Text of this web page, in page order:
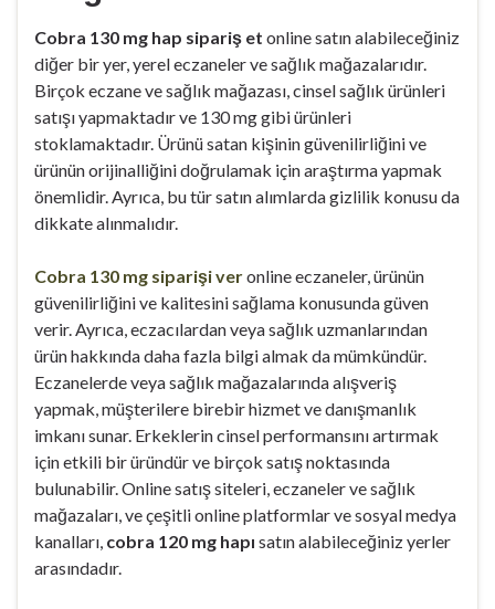
Cobra 130 mg hap sipariş et online satın alabileceğiniz
diğer bir yer, yerel eczaneler ve sağlık mağazalarıdır.
Birçok eczane ve sağlık mağazası, cinsel sağlık ürünleri
satışı yapmaktadır ve 130 mg gibi ürünleri
stoklamaktadır. Ürünü satan kişinin güvenilirliğini ve
ürünün orijinalliğini doğrulamak için araştırma yapmak
önemlidir. Ayrıca, bu tür satın alımlarda gizlilik konusu da
dikkate alınmalıdır.
Cobra 130 mg siparişi veronline eczaneler, ürünün
güvenilirliğini ve kalitesini sağlama konusunda güven
verir. Ayrıca, eczacılardan veya sağlık uzmanlarından
ürün hakkında daha fazla bilgi almak da mümkündür.
Eczanelerde veya sağlık mağazalarında alışveriş
yapmak, müşterilere birebir hizmet ve danışmanlık
imkanı sunar. Erkeklerin cinsel performansını artırmak
için etkili bir üründür ve birçok satış noktasında
bulunabilir. Online satış siteleri, eczaneler ve sağlık
mağazaları, ve çeşitli online platformlar ve sosyal medya
kanalları, cobra 120 mg hapı satın alabileceğiniz yerler
arasındadır.